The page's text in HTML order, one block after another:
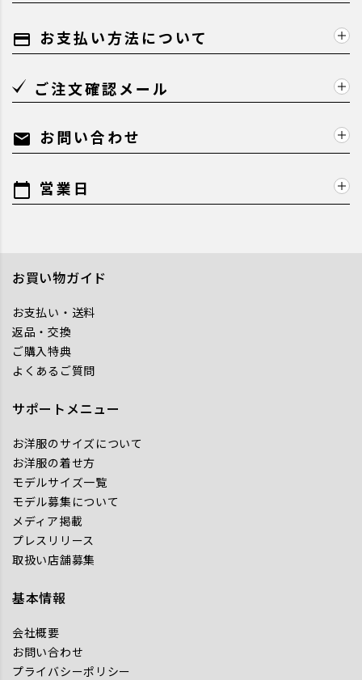
payment お支払い方法について
ご注文確認メール
mail お問い合わせ
calendar_today 営業日
お買い物ガイド
お支払い・送料
返品・交換
ご購入特典
よくあるご質問
サポートメニュー
お洋服のサイズについて
お洋服の着せ方
モデルサイズ一覧
モデル募集について
メディア掲載
プレスリリース
取扱い店舗募集
基本情報
会社概要
お問い合わせ
プライバシーポリシー